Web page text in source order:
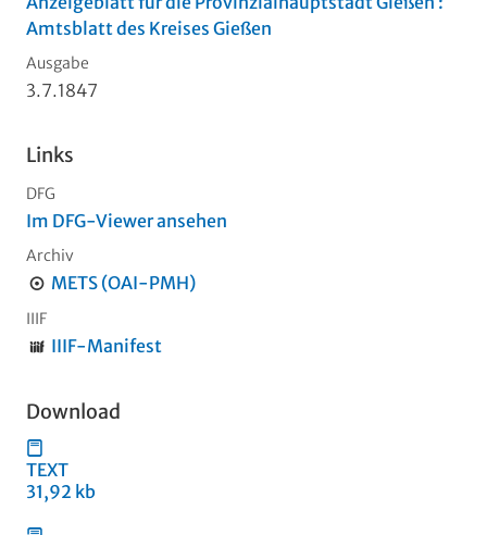
Amtsblatt des Kreises Gießen
Ausgabe
3.7.1847
Links
DFG
Im DFG-Viewer ansehen
Archiv
METS (OAI-PMH)
IIIF
IIIF-Manifest
Download
TEXT
31,92 kb